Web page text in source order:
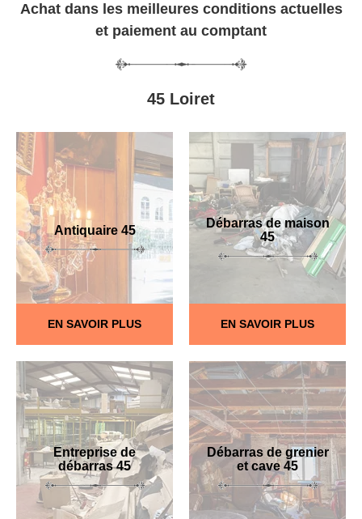
Achat dans les meilleures conditions actuelles
et paiement au comptant
45 Loiret
Antiquaire 45
EN SAVOIR PLUS
Débarras de maison
45
EN SAVOIR PLUS
Entreprise de
débarras 45
Débarras de grenier
et cave 45